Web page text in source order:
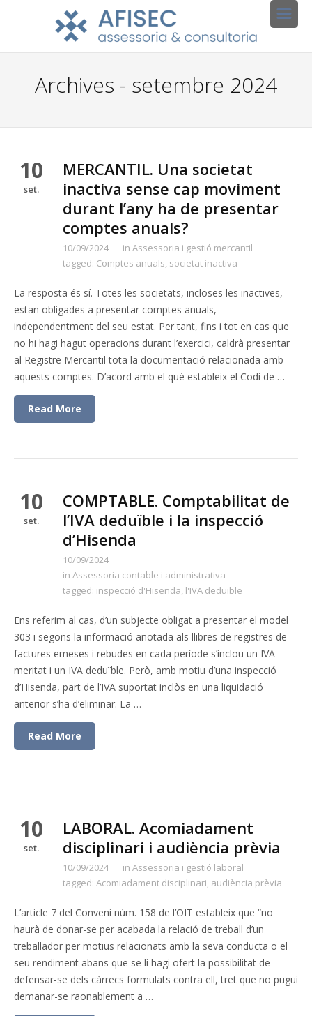
Archives - setembre 2024
10
set.
MERCANTIL. Una societat
inactiva sense cap moviment
durant l’any ha de presentar
comptes anuals?
10/09/2024 in Assessoria i gestió mercantil
tagged: Comptes anuals, societat inactiva
La resposta és sí. Totes les societats, incloses les inactives,
estan obligades a presentar comptes anuals,
independentment del seu estat. Per tant, fins i tot en cas que
no hi hagi hagut operacions durant l’exercici, caldrà presentar
al Registre Mercantil tota la documentació relacionada amb
aquests comptes. D’acord amb el què estableix el Codi de …
Read More
10
set.
COMPTABLE. Comptabilitat de
l’IVA deduïble i la inspecció
d’Hisenda
10/09/2024
in Assessoria contable i administrativa
tagged: inspecció d'Hisenda, l'IVA deduïble
Ens referim al cas, d’un subjecte obligat a presentar el model
303 i segons la informació anotada als llibres de registres de
factures emeses i rebudes en cada període s’inclou un IVA
meritat i un IVA deduïble. Però, amb motiu d’una inspecció
d’Hisenda, part de l’IVA suportat inclòs en una liquidació
anterior s’ha d’eliminar. La …
Read More
10
set.
LABORAL. Acomiadament
disciplinari i audiència prèvia
10/09/2024 in Assessoria i gestió laboral
tagged: Acomiadament disciplinari, audiència prèvia
L’article 7 del Conveni núm. 158 de l’OIT estableix que “no
haurà de donar-se per acabada la relació de treball d’un
treballador per motius relacionats amb la seva conducta o el
seu rendiment abans que se li hagi ofert la possibilitat de
defensar-se dels càrrecs formulats contra ell, tret que no pugui
demanar-se raonablement a …